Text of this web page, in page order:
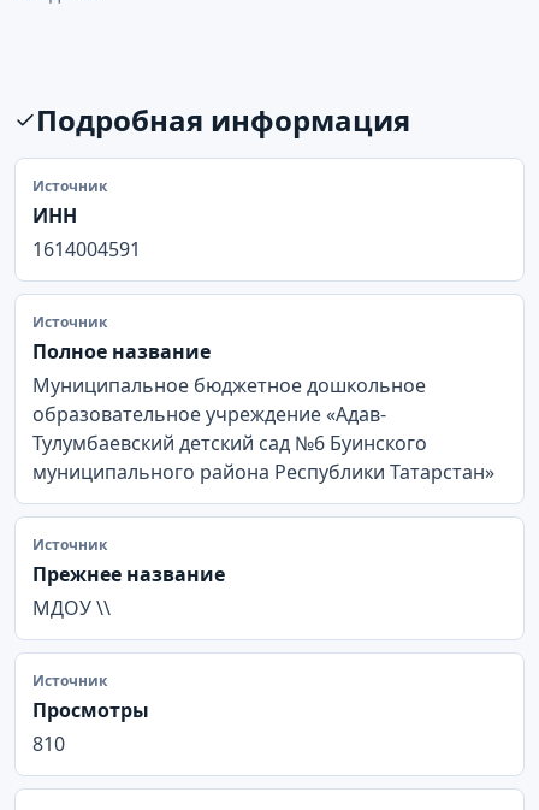
Подробная информация
Источник
ИНН
1614004591
Источник
Полное название
Муниципальное бюджетное дошкольное
образовательное учреждение «Адав-
Тулумбаевский детский сад №6 Буинского
муниципального района Республики Татарстан»
Источник
Прежнее название
МДОУ \\
Источник
Просмотры
810